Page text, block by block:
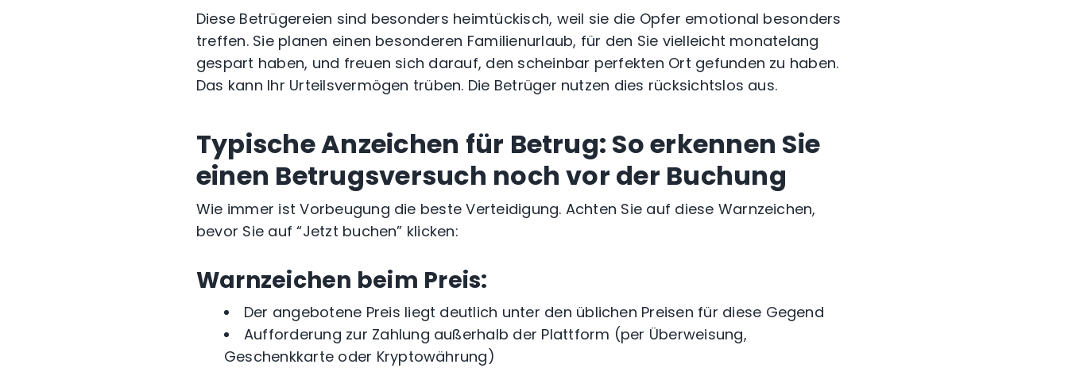
Diese Betrügereien sind besonders heimtückisch, weil sie die Opfer emotional besonders
treffen. Sie planen einen besonderen Familienurlaub, für den Sie vielleicht monatelang
gespart haben, und freuen sich darauf, den scheinbar perfekten Ort gefunden zu haben.
Das kann Ihr Urteilsvermögen trüben. Die Betrüger nutzen dies rücksichtslos aus.
Typische Anzeichen für Betrug: So erkennen Sie
einen Betrugsversuch noch vor der Buchung
Wie immer ist Vorbeugung die beste Verteidigung. Achten Sie auf diese Warnzeichen,
bevor Sie auf “Jetzt buchen” klicken:
Warnzeichen beim Preis:
Der angebotene Preis liegt deutlich unter den üblichen Preisen für diese Gegend
Aufforderung zur Zahlung außerhalb der Plattform (per Überweisung,
Geschenkkarte oder Kryptowährung)